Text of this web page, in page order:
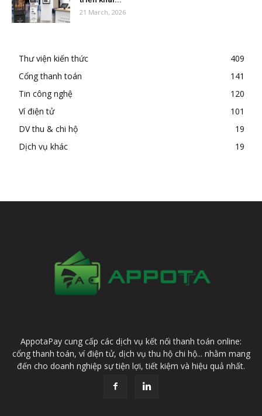
21 March, 2026
Thư viện kiến thức
409
Cổng thanh toán
141
Tin công nghệ
120
Ví điện tử
101
DV thu & chi hộ
19
Dịch vụ khác
19
AppotaPay cung cấp các dịch vụ kết nối thanh toán online:
cổng thanh toán, ví điện tử, dịch vụ thu hộ chi hộ... nhằm mang
đến cho doanh nghiệp sự tiện lợi, tiết kiệm và hiệu quả nhất.